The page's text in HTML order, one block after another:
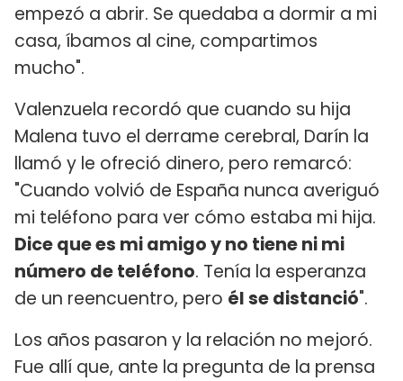
empezó a abrir. Se quedaba a dormir a mi
casa, íbamos al cine, compartimos
mucho".
Valenzuela recordó que cuando su hija
Malena tuvo el derrame cerebral, Darín la
llamó y le ofreció dinero, pero remarcó:
"Cuando volvió de España nunca averiguó
mi teléfono para ver cómo estaba mi hija.
Dice que es mi amigo y no tiene ni mi
número de teléfono. Tenía la esperanza
de un reencuentro, pero él se distanció".
Los años pasaron y la relación no mejoró.
Fue allí que, ante la pregunta de la prensa